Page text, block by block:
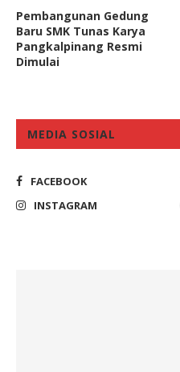
Pembangunan Gedung
Baru SMK Tunas Karya
Pangkalpinang Resmi
Dimulai
MEDIA SOSIAL
FACEBOOK
INSTAGRAM